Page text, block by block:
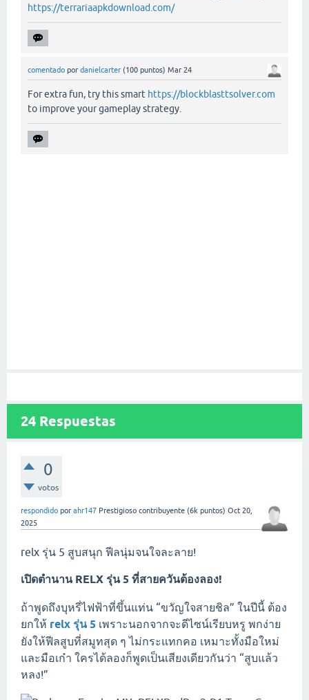
https://terrariaapkdownload.com/
comentado por danielcarter (100 puntos) Mar 24
For extra fun, try this smart https://blockblasttsolver.com
to improve your gameplay strategy.
24 Respuestas
0
votos
respondido por ahr147 Prestigioso contribuyente (6k puntos) Oct 20,
2025
relx รุ่น 5 สูบสนุก ฟีลนุ่มจนใจละลาย!
เปิดตำนาน RELX รุ่น 5 ที่สายควันต้องลอง!
ถ้าพูดถึงบุหรี่ไฟฟ้าที่ขึ้นแท่น “ขวัญใจสายชิล” ในปีนี้ ต้อง
ยกให้ relx รุ่น 5 เพราะนอกจากจะดีไซน์เรียบหรู พกง่าย
ยังให้ฟีลสูบที่สมูทสุด ๆ ไม่กระแทกคอ เหมาะทั้งมือใหม่
และมือเก๋า ใครได้ลองก็พูดเป็นเสียงเดียวกันว่า “สูบแล้ว
หลง!”